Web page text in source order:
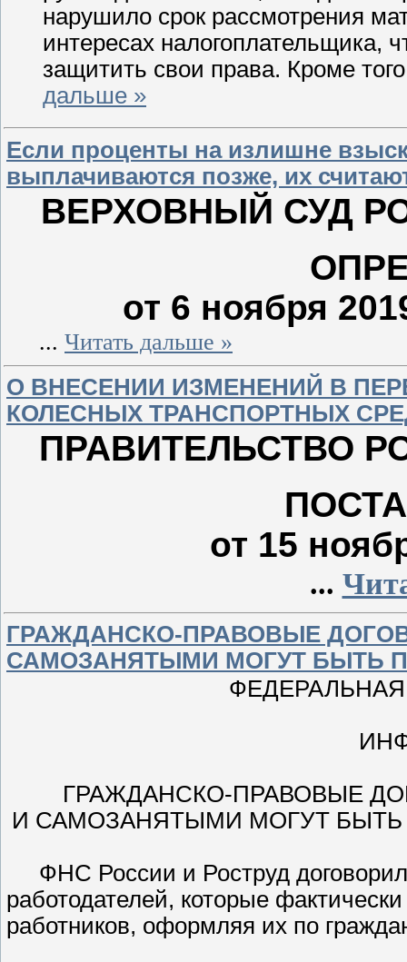
нарушило срок рассмотрения
интересах налогоплательщика,
защитить свои права. Кроме
дальше »
Если проценты на излишне
выплачиваются позже, их
ВЕРХОВНЫЙ СУД
от 6 ноября
... Читать дальше »
О ВНЕСЕНИИ ИЗМЕНЕНИЙ В
КОЛЕСНЫХ ТРАНСПОРТНЫХ
ПРАВИТЕЛЬСТВО
от 15
...
ГРАЖДАНСКО-ПРАВОВЫЕ
САМОЗАНЯТЫМИ МОГУТ БЫТЬ
ГРАЖДАНСКО-ПРАВОВЫЕ
И САМОЗАНЯТЫМИ МОГУТ
ФНС России и Роструд
работодателей, которые
работников, оформляя их по